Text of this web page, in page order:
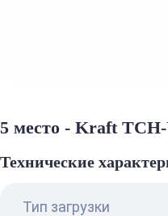
5 место - Kraft
Технические
Тип загрузки